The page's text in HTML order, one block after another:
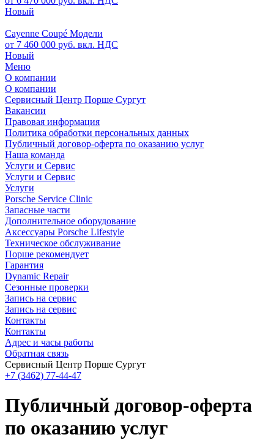
Новый
Cayenne Coupé Модели
от 7 460 000 руб. вкл. НДС
Новый
Меню
О компании
О компании
Сервисный Центр Порше Сургут
Вакансии
Правовая информация
Политика обработки персональных данных
Публичный договор-оферта по оказанию услуг
Наша команда
Услуги и Сервис
Услуги и Сервис
Услуги
Porsche Service Clinic
Запасные части
Дополнительное оборудование
Аксессуары Porsche Lifestyle
Техническое обслуживание
Порше рекомендует
Гарантия
Dynamic Repair
Сезонные проверки
Запись на сервис
Запись на сервис
Контакты
Контакты
Адрес и часы работы
Обратная связь
Сервисный Центр Порше Сургут
+7 (3462) 77-44-47
Публичный договор-оферта
по оказанию услуг